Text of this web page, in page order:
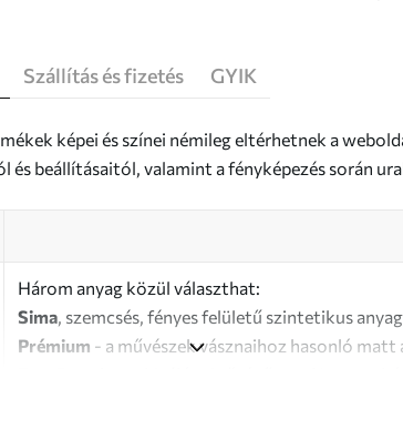
Szállítás és fizetés GYIK
képei és színei némileg eltérhetnek a
beállításaitól, valamint a fényképezés során
Három anyag közül választhat:
Sima, szemcsés, fényes felületű szintetikus
Prémium - a művészek vásznaihoz hasonló matt